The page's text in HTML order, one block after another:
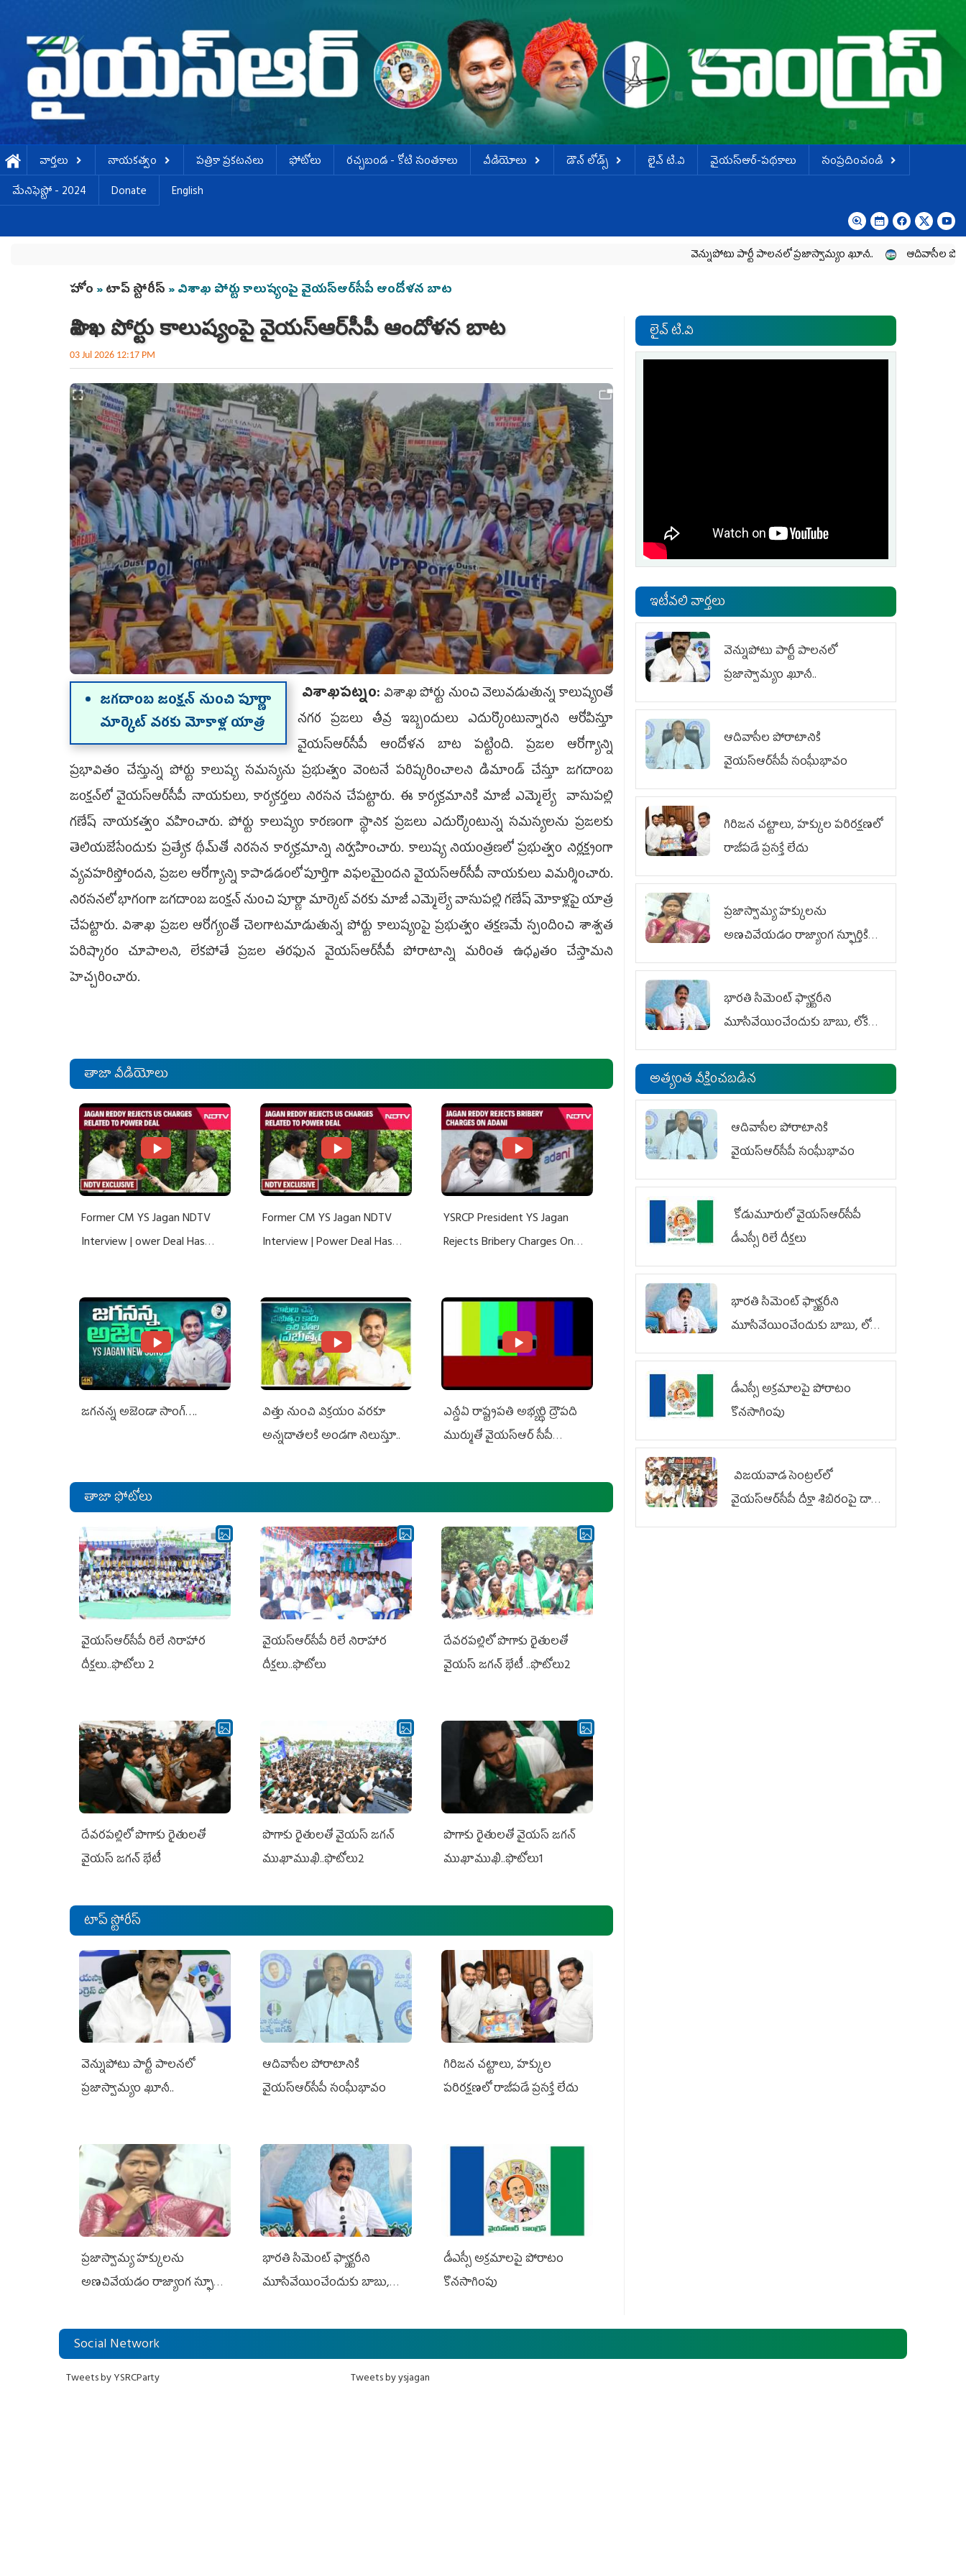
వార్తలు నాయకత్వం పత్రికా ప్రకటనలు ఫోటోలు ర‌చ్చ‌బండ‌ - కోటి సంత‌కాలు వీడియోలు డౌన్ లోడ్స్ లైవ్ టి.వి వైయస్ఆర్-పథకాలు
సంప్రదించండి
మేనిఫెస్టో - 2024
Donate English
వెన్నుపోటు పార్టీ పాలనలో ప్రజాస్వామ్యం ఖూనీ.. ఆదివాసీల పోరాటానికి
You are here
హోం »టాప్ స్టోరీస్ » విశాఖ పోర్టు కాలుష్యంపై వైయ‌స్ఆర్‌సీపీ ఆందోళన బాట
విశాఖ పోర్టు కాలుష్యంపై వైయ‌స్ఆర్‌సీపీ ఆందోళన బాట
03 Jul 2026 12:17 PM
జగదాంబ జంక్షన్ నుంచి పూర్ణా
మార్కెట్ వరకు మోకాళ్ల యాత్ర
విశాఖపట్నం:విశాఖ పోర్టు నుంచి వెలువడుతున్న కాలుష్యంతో
నగర ప్రజలు తీవ్ర ఇబ్బందులు ఎదుర్కొంటున్నారని ఆరోపిస్తూ
వైయ‌స్ఆర్‌సీపీ ఆందోళన బాట పట్టింది. ప్రజల ఆరోగ్యాన్ని
ప్రభావితం చేస్తున్న పోర్టు కాలుష్య సమస్యను ప్రభుత్వం వెంటనే పరిష్కరించాలని డిమాండ్ చేస్తూ జగదాంబ
జంక్షన్‌లో వైయ‌స్ఆర్‌సీపీ నాయకులు, కార్యకర్తలు నిరసన చేపట్టారు. ఈ కార్యక్రమానికి మాజీ ఎమ్మెల్యే వాసుపల్లి
గణేష్ నాయకత్వం వహించారు. పోర్టు కాలుష్యం కారణంగా స్థానిక ప్రజలు ఎదుర్కొంటున్న సమస్యలను ప్రజలకు
తెలియజేసేందుకు ప్రత్యేక థీమ్‌తో నిరసన కార్యక్రమాన్ని నిర్వహించారు. కాలుష్య నియంత్రణలో ప్రభుత్వం నిర్లక్ష్యంగా
వ్యవహరిస్తోందని, ప్రజల ఆరోగ్యాన్ని కాపాడడంలో పూర్తిగా విఫలమైందని వైయ‌స్ఆర్‌సీపీ నాయకులు విమర్శించారు.
నిరసనలో భాగంగా జగదాంబ జంక్షన్ నుంచి పూర్ణా మార్కెట్ వరకు మాజీ ఎమ్మెల్యే వాసుపల్లి గణేష్ మోకాళ్లపై యాత్ర
చేపట్టారు. విశాఖ ప్రజల ఆరోగ్యంతో చెలగాటమాడుతున్న పోర్టు కాలుష్యంపై ప్రభుత్వం తక్షణమే స్పందించి శాశ్వత
పరిష్కారం చూపాలని, లేకపోతే ప్రజల తరఫున వైయ‌స్ఆర్‌సీపీ పోరాటాన్ని మరింత ఉధృతం చేస్తామని
హెచ్చరించారు.
తాజా వీడియోలు
Former CM YS Jagan NDTV
Interview | ower Deal Has
Former CM YS Jagan NDTV
Interview | Power Deal Has
YSRCP President YS Jagan
Rejects Bribery Charges On
జగనన్న అజెండా సాంగ్….
విత్తు నుంచి విక్రయం వరకూ
అన్నదాతలకి అండగా నిలుస్తూ..
ఎన్డీఏ రాష్ట్ర‌ప‌తి అభ్య‌ర్థి ద్రౌప‌ది
ముర్ముతో వైయ‌స్ఆర్ సీపీ
ఎమ్మెల్యేలు, ఎంపీల స‌మావేశం
తాజా ఫోటోలు
వైయ‌స్ఆర్‌సీపీ రిలే నిరాహార
దీక్షలు..ఫొటోలు 2
వైయ‌స్ఆర్‌సీపీ రిలే నిరాహార
దీక్షలు..ఫొటోలు
దేవరపల్లిలో పొగాకు రైతులతో
వైయస్ జగన్ భేటీ ..ఫొటోలు2
దేవరపల్లిలో పొగాకు రైతులతో
వైయస్ జగన్ భేటీ
పొగాకు రైతుల‌తో వైయ‌స్ జ‌గ‌న్
ముఖాముఖి..ఫొటోలు2
పొగాకు రైతుల‌తో వైయ‌స్ జ‌గ‌న్
ముఖాముఖి..ఫొటోలు1
టాప్ స్టోరీస్
వెన్నుపోటు పార్టీ పాలనలో
ప్రజాస్వామ్యం ఖూనీ..
ఆదివాసీల పోరాటానికి
వైయ‌స్ఆర్‌సీపీ సంఘీభావం
గిరిజన చట్టాలు, హక్కుల
పరిరక్షణలో రాజీపడే ప్రసక్తే లేదు
ప్రజాస్వామ్య హక్కులను
అణచివేయడం రాజ్యాంగ స్ఫూర్తికి
భారతి సిమెంట్ ఫ్యాక్టరీని
మూసివేయించేందుకు బాబు,
డీఎస్సీ అక్రమాలపై పోరాటం
కొనసాగింపు
లైవ్ టి.వి
ఇటీవలి వార్తలు
వెన్నుపోటు పార్టీ పాలనలో
ప్రజాస్వామ్యం ఖూనీ..
ఆదివాసీల పోరాటానికి
వైయ‌స్ఆర్‌సీపీ సంఘీభావం
గిరిజన చట్టాలు, హక్కుల పరిరక్షణలో
రాజీపడే ప్రసక్తే లేదు
ప్రజాస్వామ్య హక్కులను
అణచివేయడం రాజ్యాంగ స్ఫూర్తికి
విరుద్ధం
భారతి సిమెంట్ ఫ్యాక్టరీని
మూసివేయించేందుకు బాబు, లోకేశ్
కుట్ర
అత్యంత వీక్షించబడిన
ఆదివాసీల పోరాటానికి
వైయ‌స్ఆర్‌సీపీ సంఘీభావం
కోడుమూరులో వైయ‌స్ఆర్‌సీపీ
డీఎస్సీ రిలే దీక్షలు
భారతి సిమెంట్ ఫ్యాక్టరీని
మూసివేయించేందుకు బాబు, లోకేశ్
కుట్ర
డీఎస్సీ అక్రమాలపై పోరాటం
కొనసాగింపు
విజయవాడ సెంట్రల్‌లో
వైయ‌స్ఆర్‌సీపీ దీక్షా శిబిరంపై దాడి
దుర్మార్గం
Social Network
Tweets by YSRCParty Tweets by ysjagan